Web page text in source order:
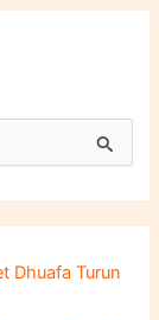
Dhuafa Turun